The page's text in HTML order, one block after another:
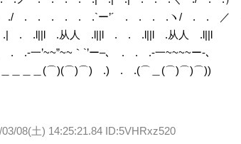
./ . . . . . .`ー’´ . . . .ヽ/ . . ／
. .l||l .从人 .l||l . . .l||l .从人 .l||l
一’~~”~~｀`’ー–､ . . .-一~~~~ー-､
＿＿＿(⌒)(⌒)⌒) .) . .(⌒＿(⌒)⌒)⌒))
03/08(土) 14:25:21.84 ID:5VHRxz520